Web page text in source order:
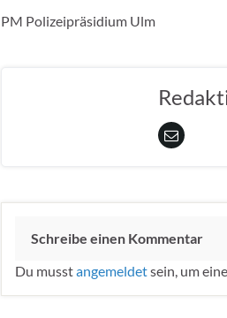
PM Polizeipräsidium Ulm
Schreibe einen Kommentar
Du musstangemeldetsein, um